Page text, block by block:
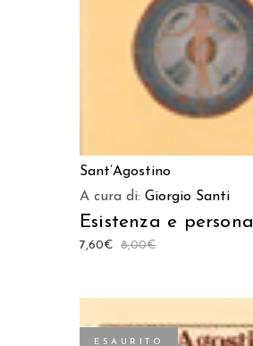
Sant’Agostino
A cura di: Giorgio Santi
Esistenza e persona
8,00€
7,60€
ESAURITO